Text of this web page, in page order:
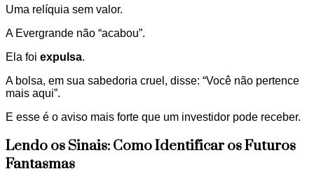
Uma relíquia sem valor.
A Evergrande não “acabou”.
Ela foi expulsa.
A bolsa, em sua sabedoria cruel, disse: “Você não pertence
mais aqui”.
E esse é o aviso mais forte que um investidor pode receber.
Lendo os Sinais: Como Identificar os Futuros
Fantasmas